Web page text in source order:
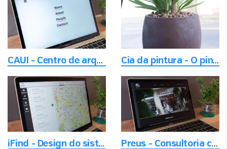
CAUI - Centro de arquitetura, urbanismo, infra-estrutura em Princeton NYC Cia da pintura - O pintor com vasos bonitos e personalizados
iFind - Design do sistema de plataforma Preus - Consultoria com foco em entregar a melhor experiência digital